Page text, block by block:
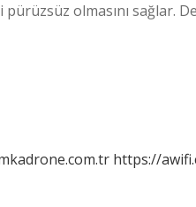
olmasını sağlar.
https://